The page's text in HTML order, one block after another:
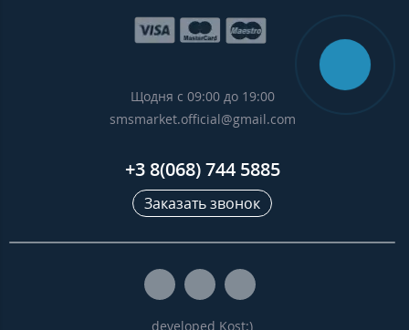
Щодня с 09:00 до 19:00
smsmarket.official@gmail.com
+3 8(068) 744 5885
Заказать звонок
developed Kost:)